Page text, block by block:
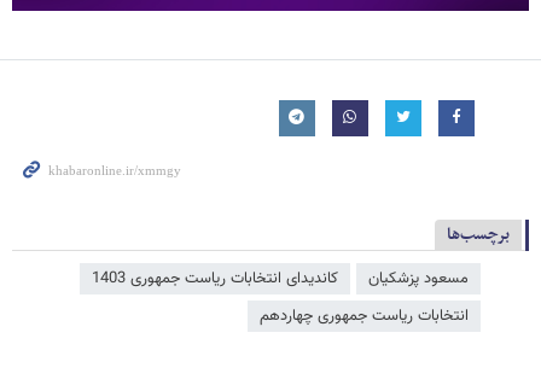
برچسب‌ها
مسعود پزشکیان
کاندیدای انتخابات ریاست جمهوری 1403
انتخابات ریاست جمهوری چهاردهم